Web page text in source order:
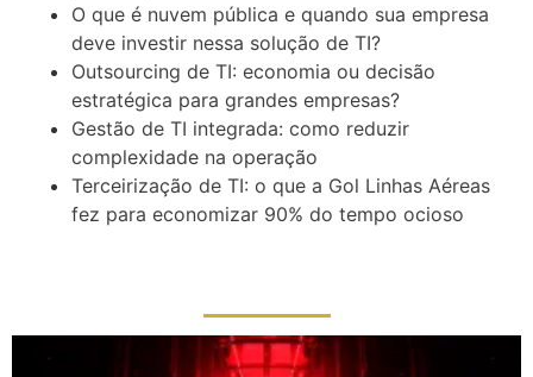
O que é nuvem pública e quando sua empresa
deve investir nessa solução de TI?
Outsourcing de TI: economia ou decisão
estratégica para grandes empresas?
Gestão de TI integrada: como reduzir
complexidade na operação
Terceirização de TI: o que a Gol Linhas Aéreas
fez para economizar 90% do tempo ocioso